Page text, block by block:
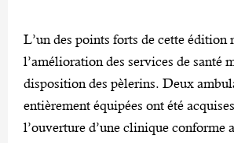
L’un des points forts de cette édition
l’amélioration des services de santé
disposition des pèlerins. Deux
entièrement équipées ont été
l’ouverture d’une clinique conforme